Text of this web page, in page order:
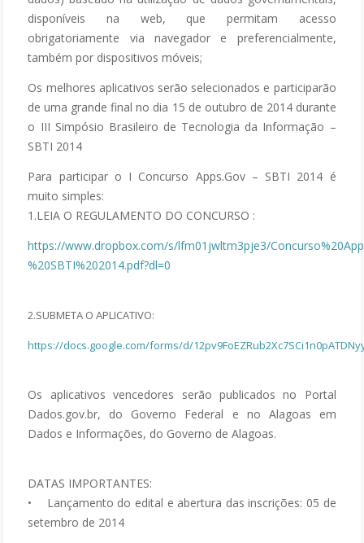
disponíveis na web, que permitam acesso
obrigatoriamente via navegador e preferencialmente,
também por dispositivos móveis;
Os melhores aplicativos serão selecionados e participarão
de uma grande final no dia 15 de outubro de 2014 durante
o III Simpósio Brasileiro de Tecnologia da Informação –
SBTI 2014
Para participar o I Concurso Apps.Gov – SBTI 2014 é
muito simples:
1.LEIA O REGULAMENTO DO CONCURSO :
https://www.dropbox.com/s/lfm01jwltm3pje3/
%20SBTI%202014.pdf?dl=0
2.SUBMETA O APLICATIVO:
https://docs.google.com/forms/d/
Os aplicativos vencedores serão publicados no Portal
Dados.gov.br, do Governo Federal e no Alagoas em
Dados e Informações, do Governo de Alagoas.
DATAS IMPORTANTES:
• Lançamento do edital e abertura das inscrições: 05 de
setembro de 2014